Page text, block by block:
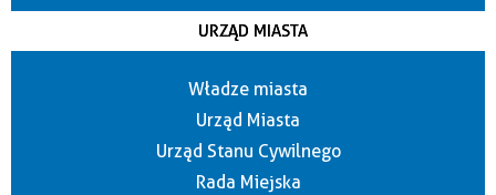
URZĄD MIASTA
Władze miasta
Urząd Miasta
Urząd Stanu Cywilnego
Rada Miejska